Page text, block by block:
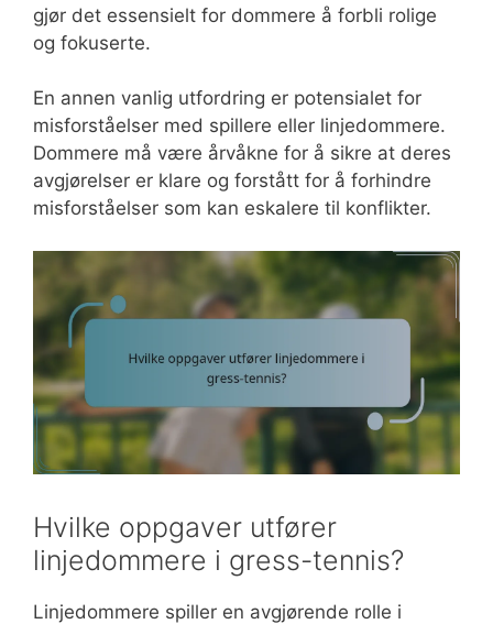
gjør det essensielt for dommere å forbli rolige
og fokuserte.
En annen vanlig utfordring er potensialet for
misforståelser med spillere eller linjedommere.
Dommere må være årvåkne for å sikre at deres
avgjørelser er klare og forstått for å forhindre
misforståelser som kan eskalere til konflikter.
Hvilke oppgaver utfører
linjedommere i gress-tennis?
Linjedommere spiller en avgjørende rolle i